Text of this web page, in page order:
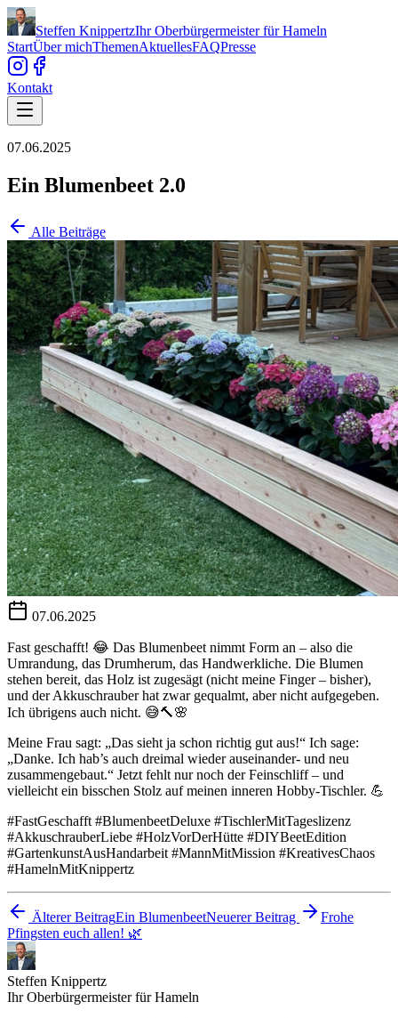
Steffen KnippertzIhr Oberbürgermeister für Hameln
StartÜber michThemenAktuellesFAQPresse
Kontakt
07.06.2025
Ein Blumenbeet 2.0
Alle Beiträge
07.06.2025
Fast geschafft! 😂 Das Blumenbeet nimmt Form an – also die
Umrandung, das Drumherum, das Handwerkliche. Die Blumen
stehen bereit, das Holz ist zugesägt (nicht meine Finger – bisher),
und der Akkuschrauber hat zwar gequalmt, aber nicht aufgegeben.
Ich übrigens auch nicht. 😅🔨🌸
Meine Frau sagt: „Das sieht ja schon richtig gut aus!“ Ich sage:
„Danke. Ich hab’s auch dreimal wieder auseinander- und neu
zusammengebaut.“ Jetzt fehlt nur noch der Feinschliff – und
vielleicht ein bisschen Stolz auf meinen inneren Hobby-Tischler. 💪
#FastGeschafft #BlumenbeetDeluxe #TischlerMitTageslizenz
#AkkuschrauberLiebe #HolzVorDerHütte #DIYBeetEdition
#GartenkunstAusHandarbeit #MannMitMission #KreativesChaos
#HamelnMitKnippertz
Älterer BeitragEin BlumenbeetNeuerer Beitrag
Frohe
Pfingsten euch allen! 🌿
Steffen Knippertz
Ihr Oberbürgermeister für Hameln